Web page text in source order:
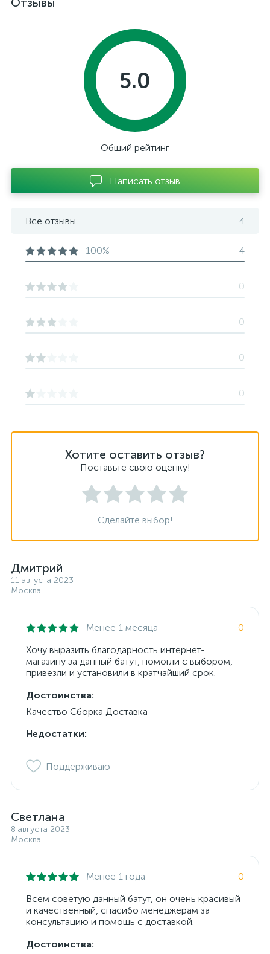
Хотите оставить отзыв?
Поставьте свою оценку!
Сделайте выбор!
Дмитрий
11 августа 2023
Москва
Менее 1 месяца
0
Хочу выразить благодарность интернет-
магазину за данный батут, помогли с выбором,
привезли и установили в кратчайший срок.
Достоинства:
Качество Сборка Доставка
Недостатки:
Поддерживаю
Светлана
8 августа 2023
Москва
Менее 1 года
0
Всем советую данный батут, он очень красивый
и качественный, спасибо менеджерам за
консультацию и помощь с доставкой.
Достоинства:
5.0
Общий рейтинг
Написать отзыв
Все отзывы 4
100% 4
0
0
0
0